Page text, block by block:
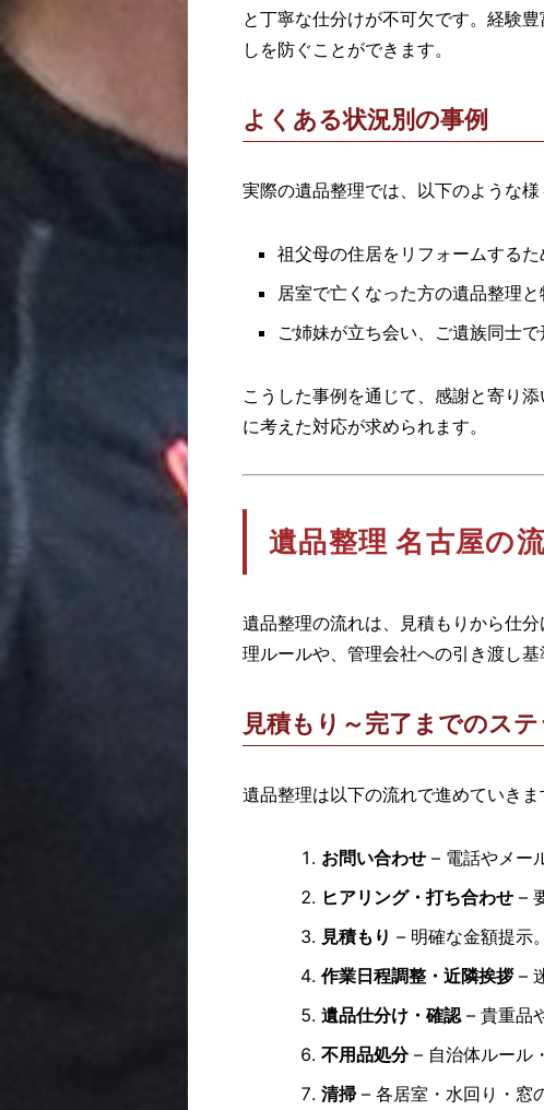
と丁寧な仕分けが不可欠です。経験
しを防ぐことができます。
よくある状況別の事例
実際の遺品整理では、以下のような様
祖父母の住居をリフォームする
居室で亡くなった方の遺品整理
ご姉妹が立ち会い、ご遺族同士
こうした事例を通じて、感謝と寄り
に考えた対応が求められます。
遺品整理 名古屋の
遺品整理の流れは、見積もりから仕
理ルールや、管理会社への引き渡し基
見積もり～完了までのス
遺品整理は以下の流れで進めていきま
お問い合わせ – 電話やメー
ヒアリング・打ち合わせ –
見積もり – 明確な金額提示
作業日程調整・近隣挨拶–
遺品仕分け・確認– 貴重品
不用品処分– 自治体ルール
清掃 – 各居室・水回り・窓